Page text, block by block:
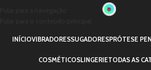
INÍCIOVIBRADORESSUGADORESPRÓTESE
COSMÉTICOSLINGERIETODAS AS